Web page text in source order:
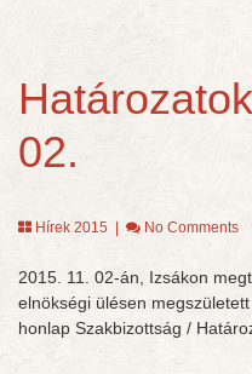
02.
Hírek 2015 No Comments
2015. 11. 02-án, Izsákon
elnökségi ülésen
honlap Szakbizottság /